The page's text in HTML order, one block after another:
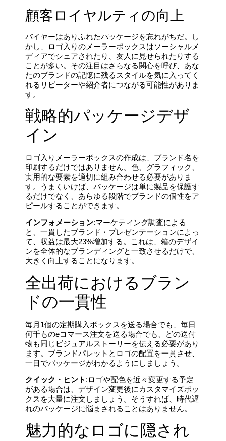
顧客ロイヤルティの向上
バイヤーはありふれたパッケージを忘れがちだ。し
かし、ロゴ入りのメーラーボックスはソーシャルメ
ディアでシェアされたり、友人に見せられたりする
ことが多い。その注目はさらなる関心を呼び、あな
たのブランドの記憶に残るスタイルを気に入ってく
れるリピーターや紹介者につながる可能性がありま
す。
戦略的パッケージデザ
イン
ロゴ入りメーラーボックスの作成は、ブランド名を
印刷するだけではありません。色、グラフィック、
実用的な要素を適切に組み合わせる必要がありま
す。うまくいけば、パッケージは単に製品を保護す
るだけでなく、あらゆる段階でブランドの個性をア
ピールすることができます。
インフォメーション:マーケティング調査による
と、一貫したブランド・プレゼンテーションによっ
て、収益は最大23%増加する。これは、箱のデザイ
ンを全体的なブランディングと一致させるだけで、
大きく向上することになります。
全出荷におけるブラン
ドの一貫性
毎月1個の定期購入ボックスを送る場合でも、毎日
何千ものeコマース注文を送る場合でも、どの送付
物も同じビジュアルストーリーを伝える必要があり
ます。ブランドパレットとロゴの配置を一貫させ、
一目でパッケージがわかるようにしましょう。
クイック・ヒント :ロゴや配色を近々変更する予定
がある場合は、デザイン変更後にカスタマイズボッ
クスを大量に注文しましょう。そうすれば、時代遅
れのパッケージに悩まされることはありません。
魅力的なロゴに隠され